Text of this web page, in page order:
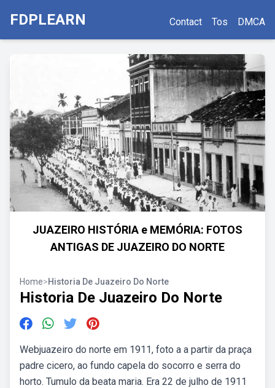
FDPLEARN Contact Tos DMCA
JUAZEIRO HISTÓRIA e MEMÓRIA: FOTOS
ANTIGAS DE JUAZEIRO DO NORTE
Home>Historia De Juazeiro Do Norte
Historia De Juazeiro Do Norte
Webjuazeiro do norte em 1911, foto a a partir da praça
padre cicero, ao fundo capela do socorro e serra do
horto. Tumulo da beata maria. Era 22 de julho de 1911